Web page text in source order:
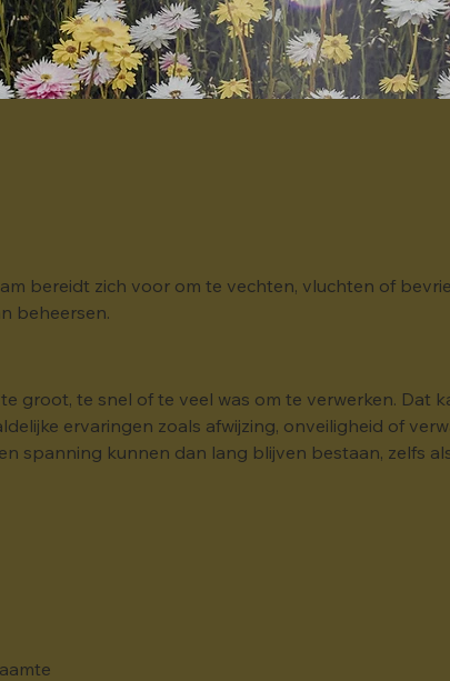
bereidt zich voor om te vechten, vluchten of
beheersen.
groot, te snel of te veel was om te verwerken. Dat
ervaringen zoals afwijzing, onveiligheid of
spanning kunnen dan lang blijven bestaan, zelfs